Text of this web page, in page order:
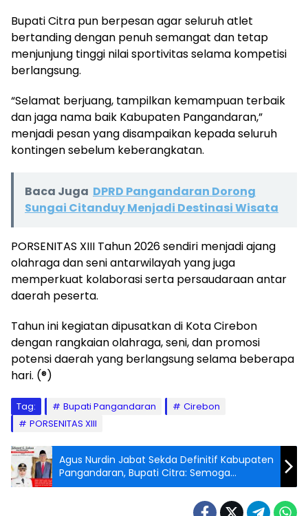
Bupati Citra pun berpesan agar seluruh atlet
bertanding dengan penuh semangat dan tetap
menjunjung tinggi nilai sportivitas selama kompetisi
berlangsung.
“Selamat berjuang, tampilkan kemampuan terbaik
dan jaga nama baik Kabupaten Pangandaran,”
menjadi pesan yang disampaikan kepada seluruh
kontingen sebelum keberangkatan.
Baca Juga DPRD Pangandaran Dorong
Sungai Citanduy Menjadi Destinasi Wisata
PORSENITAS XIII Tahun 2026 sendiri menjadi ajang
olahraga dan seni antarwilayah yang juga
memperkuat kolaborasi serta persaudaraan antar
daerah peserta.
Tahun ini kegiatan dipusatkan di Kota Cirebon
dengan rangkaian olahraga, seni, dan promosi
potensi daerah yang berlangsung selama beberapa
hari. (®)
Tag: Bupati Pangandaran
Cirebon
PORSENITAS XIII
Agus Nurdin Jabat Sekda Definitif Kabupaten
Pangandaran, Bupati Citra: Semoga
Amanah